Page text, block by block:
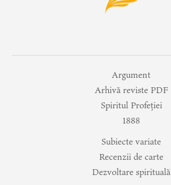
Argument
Arhivă reviste PDF
Spiritul Profeției
1888
Subiecte variate
Recenzii de carte
Dezvoltare spirituală